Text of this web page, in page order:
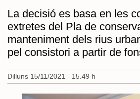
La decisió es basa en les
extretes del Pla de
manteniment dels rius
pel consistori a partir de
Dilluns 15/11/2021 - 15.49 h